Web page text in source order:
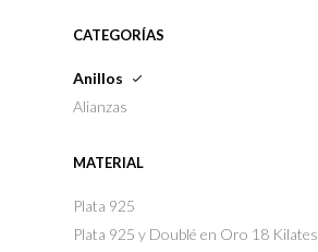
CATEGORÍAS
Anillos
Alianzas
MATERIAL
Plata 925
Plata 925 y Doublé en Oro 18 Kilates